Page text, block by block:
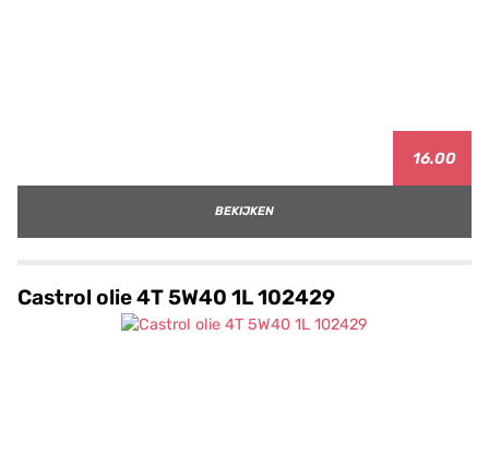
16.00
BEKIJKEN
Castrol olie 4T 5W40 1L 102429